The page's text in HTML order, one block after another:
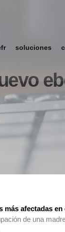
soluciones
más afectadas
de una